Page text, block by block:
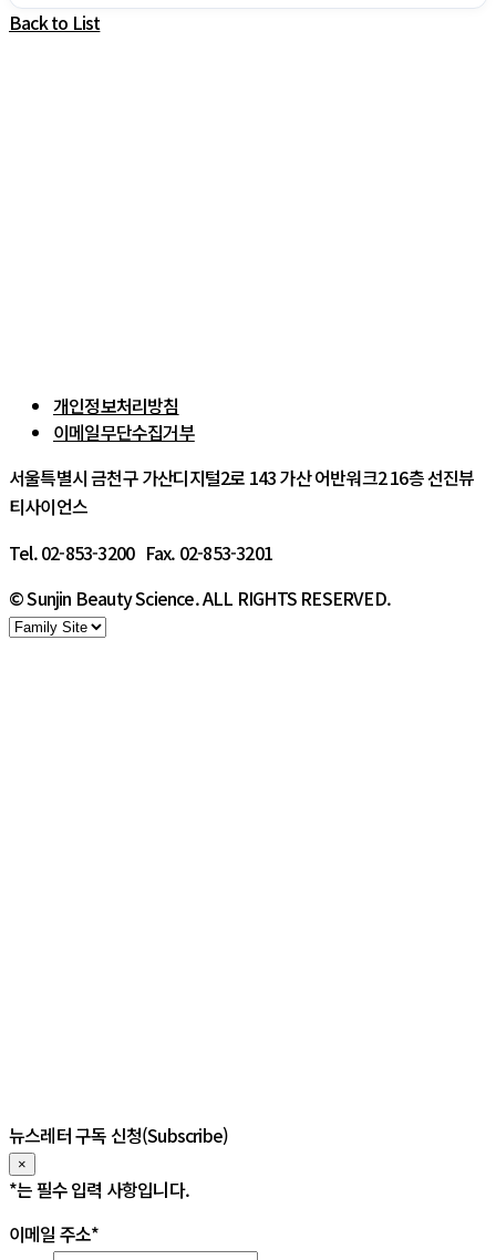
Back to List
개인정보처리방침
이메일무단수집거부
서울특별시 금천구 가산디지털2로 143 가산 어반워크2 16층 선진뷰
티사이언스
Tel. 02-853-3200 Fax. 02-853-3201
© Sunjin Beauty Science. ALL RIGHTS RESERVED.
뉴스레터 구독 신청(Subscribe)
×
*는 필수 입력 사항입니다.
이메일 주소*